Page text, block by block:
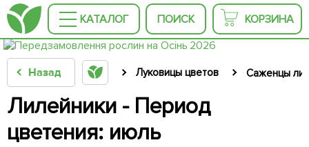
КАТАЛОГ ПОИСК КОРЗИНА
Назад Луковицы цветов Саженцы
Лилейники - Период
цветения: июль